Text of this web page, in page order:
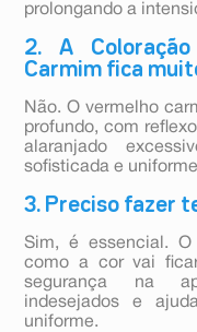
prolongando a
2. A
Carmim fica
Não. O vermelho
profundo, com
alaranjado
sofisticada e
3. Preciso fazer
Sim, é essencial.
como a cor vai
segurança na
indesejados e
uniforme.